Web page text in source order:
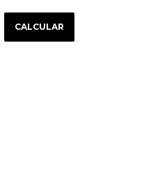
CALCULAR